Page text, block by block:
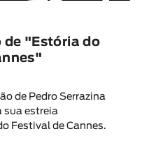
de "Estória do
de Pedro Serrazina
sua estreia
Festival de Cannes.